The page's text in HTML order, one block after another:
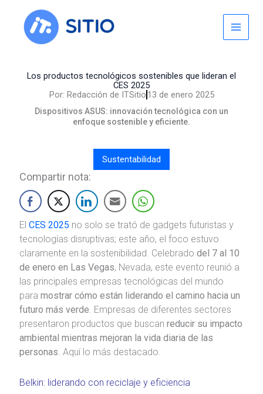
content
Los productos tecnológicos sostenibles que lideran el
CES 2025
Por: Redacción de ITSitio 13 de enero 2025
Dispositivos ASUS: innovación tecnológica con un
enfoque sostenible y eficiente.
Sustentabilidad
Compartir nota:
El CES 2025 no solo se trató de gadgets futuristas y
tecnologías disruptivas; este año, el foco estuvo
claramente en la sostenibilidad. Celebrado del 7 al 10
de enero en Las Vegas, Nevada, este evento reunió a
las principales empresas tecnológicas del mundo
para mostrar cómo están liderando el camino hacia un
futuro más verde . Empresas de diferentes sectores
presentaron productos que buscan reducir su impacto
ambiental mientras mejoran la vida diaria de las
personas . Aquí lo más destacado.
Belkin: liderando con reciclaje y eficiencia